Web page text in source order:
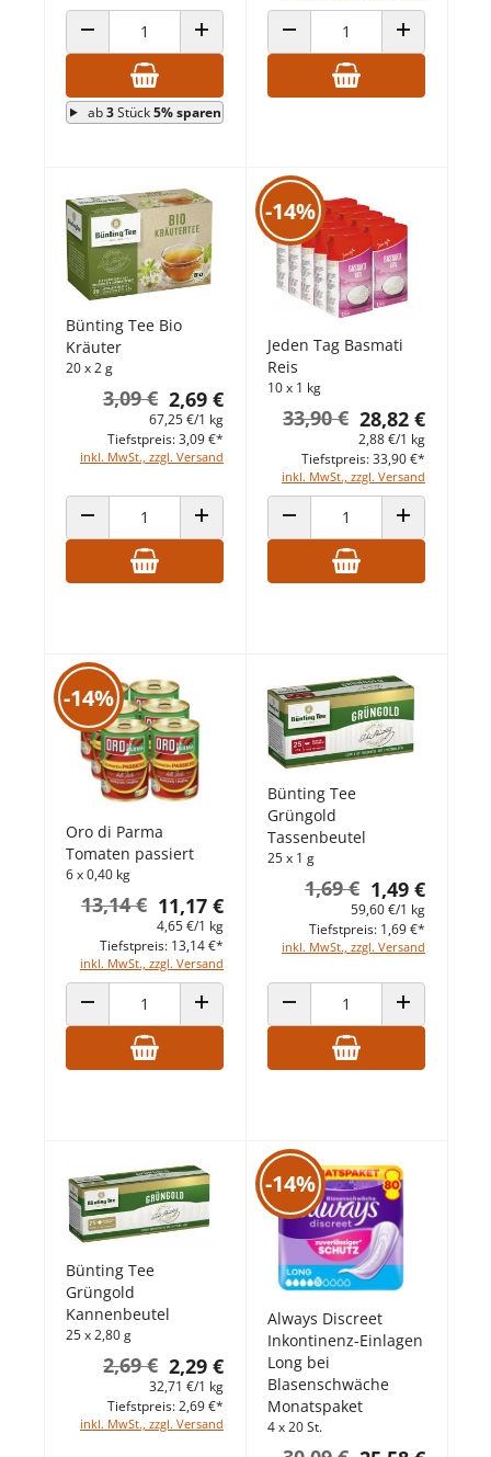
ANZAHL VERRINGERNANZAHL ERHÖHEN
ab3Stück5% sparen
ANZAHL VERRINGERNANZAHL
Bünting Tee Bio
Kräuter
20 x 2 g
2,69 €
3,09 €
67,25 €/1 kg
inkl. MwSt., zzgl. Versand
Tiefstpreis: 3,09 €*
ANZAHL VERRINGERNANZAHL ERHÖHEN
-14%
Jeden Tag Basmati
Reis
10 x 1 kg
28,82 €
33,90 €
2,88 €/1 kg
inkl. MwSt., zzgl. Versand
Tiefstpreis: 33,90 €*
ANZAHL VERRINGERNANZAHL
-14%
Oro di Parma
Tomaten passiert
6 x 0,40 kg
11,17 €
13,14 €
4,65 €/1 kg
inkl. MwSt., zzgl. Versand
Tiefstpreis: 13,14 €*
ANZAHL VERRINGERNANZAHL ERHÖHEN
Bünting Tee
Grüngold
Tassenbeutel
25 x 1 g
1,49 €
1,69 €
59,60 €/1 kg
inkl. MwSt., zzgl. Versand
Tiefstpreis: 1,69 €*
ANZAHL VERRINGERNANZAHL
Bünting Tee
Grüngold
Kannenbeutel
25 x 2,80 g
2,29 €
2,69 €
32,71 €/1 kg
inkl. MwSt., zzgl. Versand
Tiefstpreis: 2,69 €*
-14%
Always Discreet
Inkontinenz-Einlagen
Long bei
Blasenschwäche
Monatspaket
4 x 20 St.